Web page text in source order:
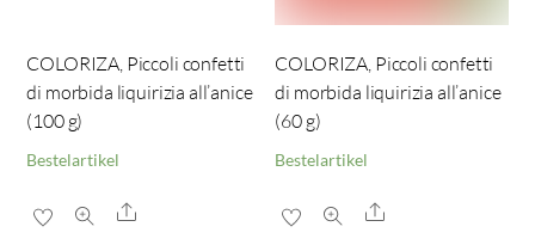
COLORIZA, Piccoli confetti
di morbida liquirizia all’anice
(100 g)
Bestelartikel
Share
COLORIZA, Piccoli confetti
di morbida liquirizia all’anice
(60 g)
Bestelartikel
Share